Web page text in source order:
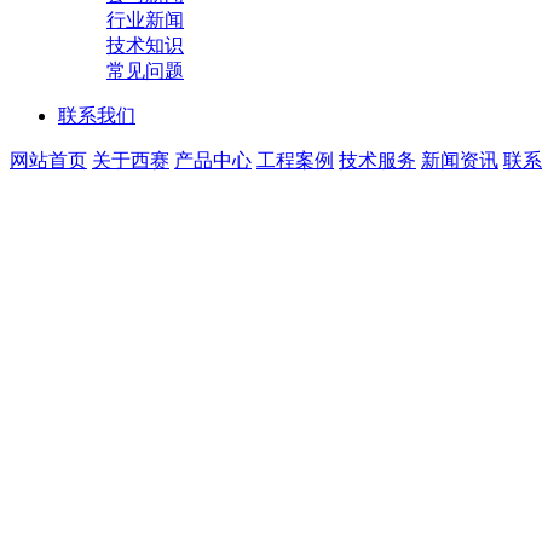
行业新闻
技术知识
常见问题
联系我们
网站首页 关于西赛 产品中心 工程案例 技术服务 新闻资讯 联